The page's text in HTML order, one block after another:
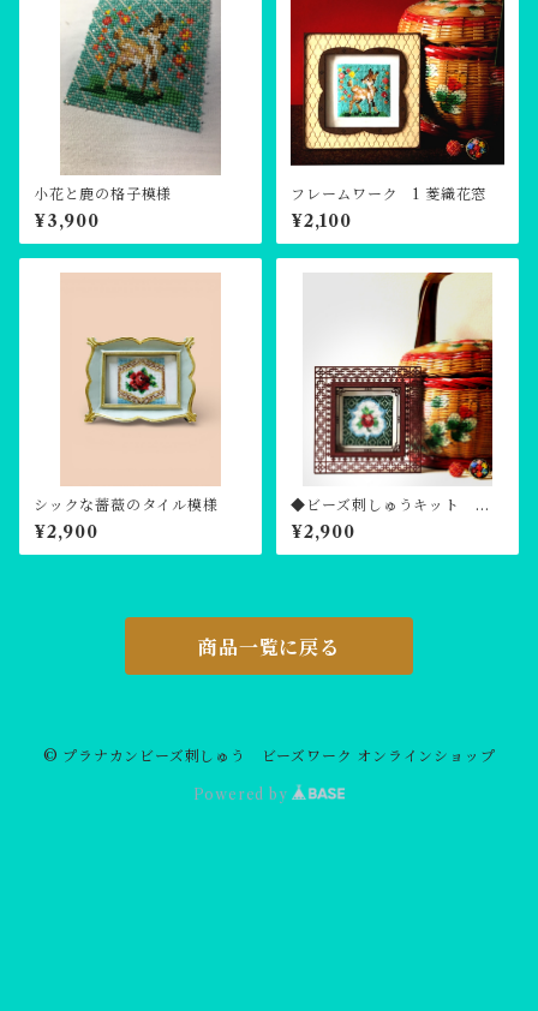
小花と鹿の格子模様
¥3,900
フレームワーク 1 菱織花窓
¥2,100
シックな薔薇のタイル模様
¥2,900
◆ビーズ刺しゅうキット 薔
薇と模様
¥2,900
商品一覧に戻る
© プラナカンビーズ刺しゅう ビーズワーク オンラインショップ
Powered by